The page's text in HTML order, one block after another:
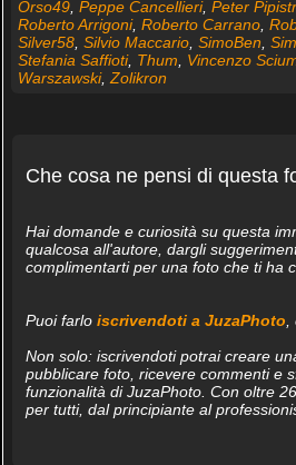
Orso49, Peppe Cancellieri, Peter
Roberto Arrigoni, Roberto Carrano,
Silver58, Silvio Maccario, SimoBen
Stefania Saffioti, Thum Vincenzo
Warszawski, Zolikron
Che cosa ne pensi di questa
Hai domande e curiosità su questa
qualcosa all'autore, dargli
complimentarti per una foto che ti ha
Puoi farlo iscrivendoti a JuzaPhoto
Non solo: iscrivendoti potrai creare
pubblicare foto, ricevere commenti e
funzionalità di JuzaPhoto. Con oltre
per tutti, dal principiante al